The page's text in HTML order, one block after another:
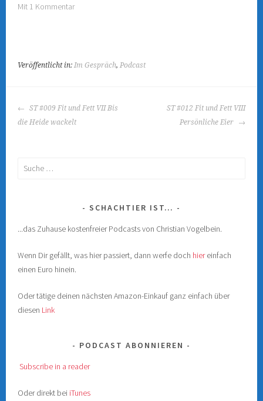
e
m
r
g
n
e
t
)
e
m
r
g
e
t
)
Mit 1 Kommentar
Veröffentlicht in:Im Gespräch,Podcast
BEITRAGS-
NAVIGATION
ST #009 Fit und Fett VII Bis
die Heide wackelt
ST #012 Fit und Fett VIII
Persönliche Eier
Suche
SCHACHTIER IST…
...das Zuhause kostenfreier Podcasts von Christian Vogelbein.
Wenn Dir gefällt, was hier passiert, dann werfe doch hiereinfach
einen Euro hinein.
Oder tätige deinen nächsten Amazon-Einkauf ganz einfach über
diesen Link
PODCAST ABONNIEREN
Subscribe in a reader
Oder direkt bei iTunes